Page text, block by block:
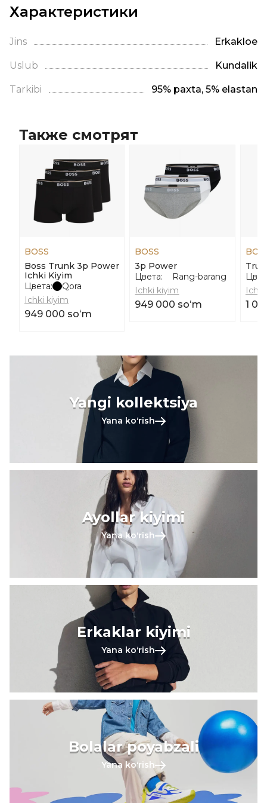
Характеристики
Jins Erkaklое
Uslub Kundalik
Tarkibi 95% paxta, 5% elastan
Также смотрят
BOSS
Boss Trunk 3p Power
Ichki Kiyim
Цвета:
Qora
Ichki kiyim
949 000 soʻm
BOSS
3p Power
Цвета:
Rang-barang
Ichki kiyim
949 000 soʻm 1
Yangi kollektsiya
Yana koʻrish
Ayollar kiyimi
Yana koʻrish
Erkaklar kiyimi
Yana koʻrish
Bolalar poyabzali
Yana koʻrish